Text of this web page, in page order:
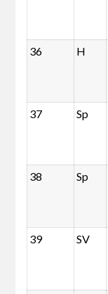
36
H
37
Sp
38
Sp
39
SV